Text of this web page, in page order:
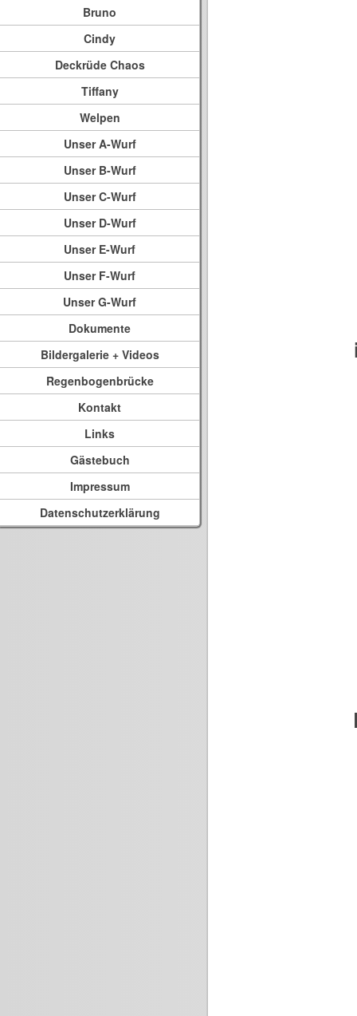
Bruno
Cindy
Deckrüde Chaos
Tiffany
Welpen
Unser A-Wurf
Unser B-Wurf
Unser C-Wurf
Unser D-Wurf
Unser E-Wurf
Unser F-Wurf
Unser G-Wurf
Dokumente
Bildergalerie + Videos
Regenbogenbrücke
Kontakt
Links
Gästebuch
Impressum
Datenschutzerklärung